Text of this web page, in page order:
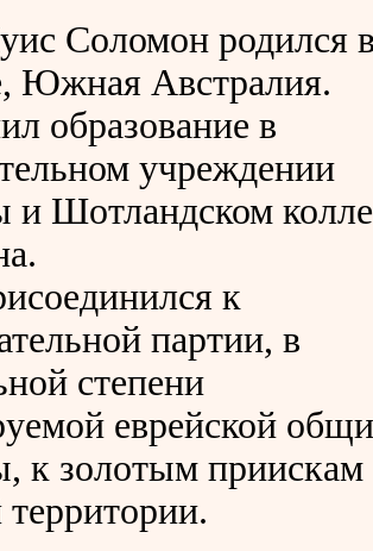
Соломон родился
Южная Австралия.
образование в
учреждении
и Шотландском
к
партии, в
степени
еврейской
к золотым приискам